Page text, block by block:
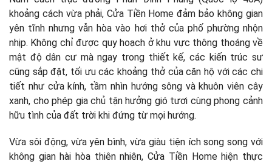
khoảng cách vừa phải, Cửa Tiền Home đảm bảo không gian
yên tĩnh nhưng vẫn hòa vào hơi thở của phố phường nhộn
nhịp. Không chỉ được quy hoạch ở khu vực thông thoáng về
mật độ dân cư mà ngay trong thiết kế, các kiến trúc sư
cũng sắp đặt, tối ưu các khoảng thở của căn hộ với các chi
tiết như cửa kính, tầm nhìn hướng sông và khuôn viên cây
xanh, cho phép gia chủ tận hưởng gió tươi cùng phong cảnh
hữu tình của đất trời khi đứng từ mọi hướng.
Vừa sôi động, vừa yên bình, vừa giàu tiện ích song song với
không gian hài hòa thiên nhiên, Cửa Tiền Home hiện thực